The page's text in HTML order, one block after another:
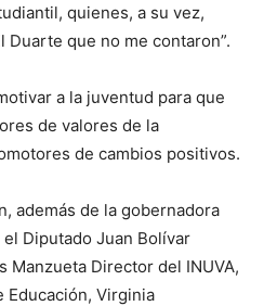
quienes, a su vez,
que no me contaron”.
a la juventud para que
de valores de la
de cambios positivos.
además de la gobernadora
Diputado Juan Bolívar
Manzueta Director del INUVA,
Educación, Virginia